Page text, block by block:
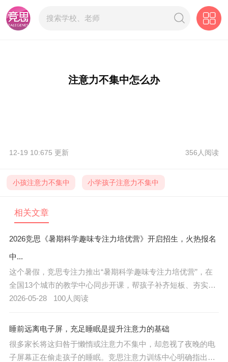
注意力不集中怎么办
12-19 10:675 更新 356人阅读
小孩注意力不集中 小学孩子注意力不集中
相关文章
2026竞思《暑期科学趣味专注力培优营》开启招生，火热报名
中...
这个暑假，竞思专注力推出“暑期科学趣味专注力培优营”，在
全国13个城市的教学中心同步开课，帮孩子补齐短板、夯实能
力，开学轻松领跑。
2026-05-28 100人阅读
睡前远离电子屏，充足睡眠是提升注意力的基础
很多家长将这归咎于懒惰或注意力不集中，却忽视了夜晚的电
子屏幕正在偷走孩子的睡眠。竞思注意力训练中心明确指出：